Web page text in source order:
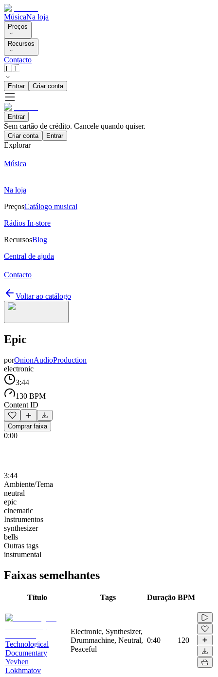
MúsicaNa loja
Preços
Recursos
Contacto
🇵🇹
Entrar Criar conta
Entrar
Sem cartão de crédito. Cancele quando quiser.
Criar conta Entrar
Explorar
Música
Na loja
PreçosCatálogo musical
Rádios In-store
RecursosBlog
Central de ajuda
Contacto
Voltar ao catálogo
Epic
porOnionAudioProduction
electronic
3:44
130 BPM
Content ID
Comprar faixa
0:00
3:44
Ambiente/Tema
neutral
epic
cinematic
Instrumentos
synthesizer
bells
Outras tags
instrumental
Faixas semelhantes
Título Tags Duração BPM
Technological
Documentary
Yevhen
Lokhmatov
Electronic, Synthesizer,
Drummachine, Neutral,
Peaceful
0:40 120